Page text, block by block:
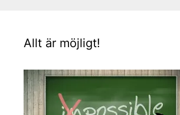
Allt är möjligt!